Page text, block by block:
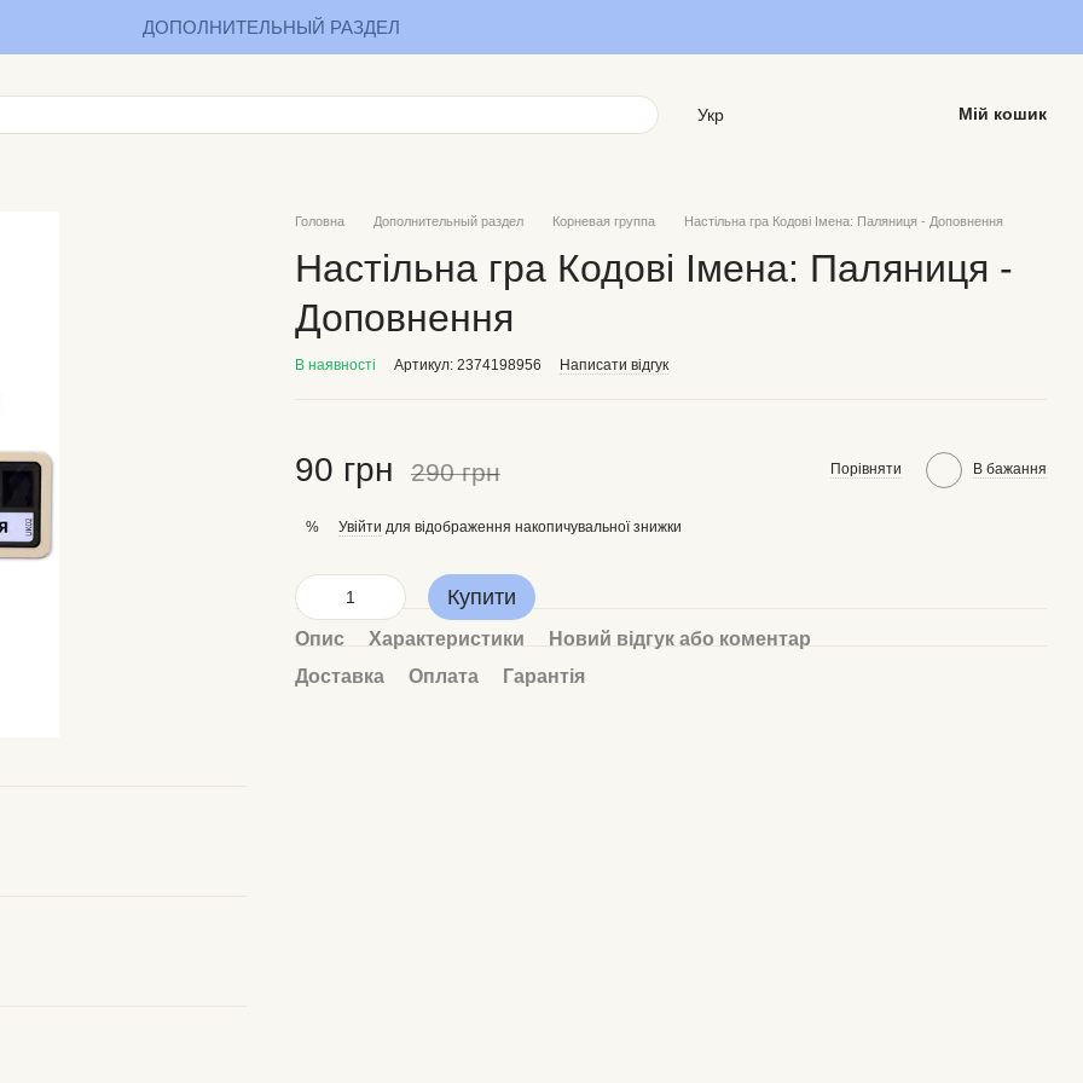
ДОПОЛНИТЕЛЬНЫЙ РАЗДЕЛ
Укр Мій кошик
Головна Дополнительный раздел Корневая группа Настільна гра Кодові Імена: Паляниця - Доповнення
Настільна гра Кодові Імена: Паляниця -
Доповнення
В наявності Артикул: 2374198956 Написати відгук
90 грн 290 грн Порівняти В бажання
% Увійти для відображення накопичувальної знижки
Купити
Опис Характеристики
Новий відгук або коментар
Доставка
Оплата Гарантія